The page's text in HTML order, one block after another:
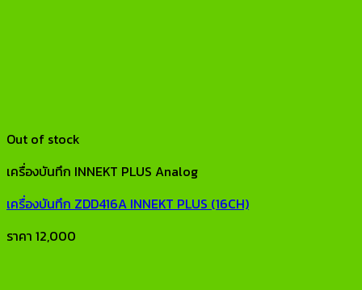
Out of stock
เครื่องบันทึก INNEKT PLUS Analog
เครื่องบันทึก ZDD416A INNEKT PLUS (16CH)
ราคา 12,000